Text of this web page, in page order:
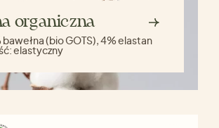
organiczna
bawełna (bio GOTS), 4% elastan
elastyczny